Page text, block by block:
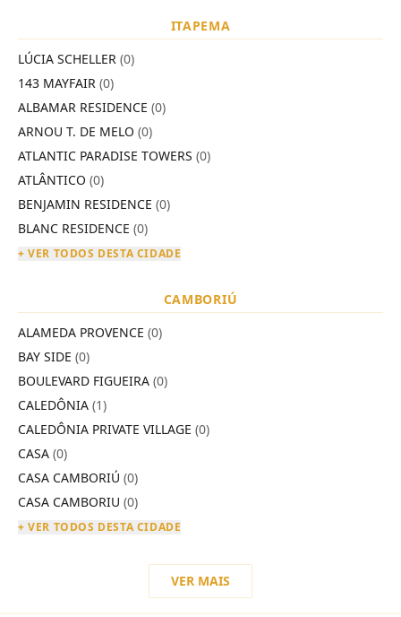
ITAPEMA
LÚCIA SCHELLER (0)
143 MAYFAIR (0)
ALBAMAR RESIDENCE (0)
ARNOU T. DE MELO (0)
ATLANTIC PARADISE TOWERS (0)
ATLÂNTICO (0)
BENJAMIN RESIDENCE (0)
BLANC RESIDENCE (0)
+ VER TODOS DESTA CIDADE
CAMBORIÚ
ALAMEDA PROVENCE (0)
BAY SIDE (0)
BOULEVARD FIGUEIRA (0)
CALEDÔNIA (1)
CALEDÔNIA PRIVATE VILLAGE (0)
CASA (0)
CASA CAMBORIÚ (0)
CASA CAMBORIU (0)
+ VER TODOS DESTA CIDADE
VER MAIS